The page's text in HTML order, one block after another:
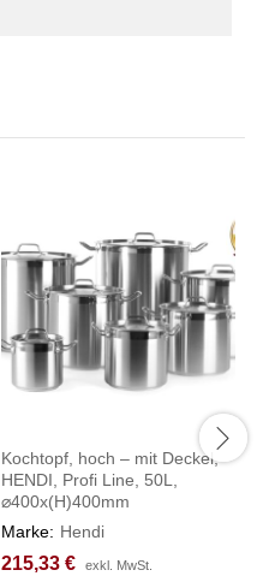
Kochtopf, hoch – mit Deckel,
HENDI, Profi Line, 50L,
⌀400x(H)400mm
Marke: Hendi
215,33 € exkl. MwSt.